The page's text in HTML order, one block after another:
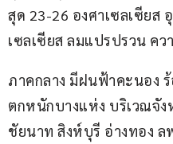
สุด 23-26 องศาเซลเซียส
เซลเซียส ลมแปรปรวน คว
ภาคกลาง มีฝนฟ้าคะนอง
ตกหนักบางแห่ง บริเวณจั
ชัยนาท สิงห์บุรี อ่างทอง